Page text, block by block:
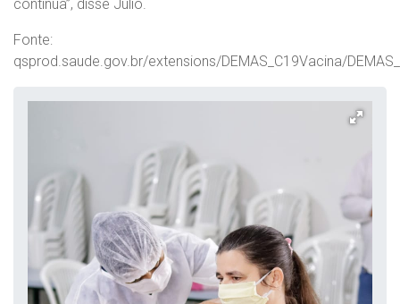
continua”, disse Júlio.
Fonte:
qsprod.saude.gov.br/extensions/DEMAS_C19Vacina/